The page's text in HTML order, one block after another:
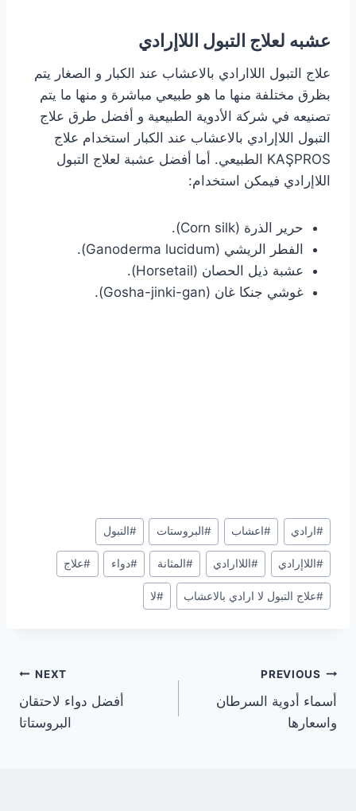
عشبه لعلاج التبول اللاإرادي
علاج التبول اللاارادي بالاعشاب عند الكبار و الصغار يتم
بظرق مختلفة منها ما هو طبيعي مباشرة و منها ما يتم
تصنيعه في شركة الأدوية الطبيعية و أفضل طرق علاج
التبول اللاإرادي بالاعشاب عند الكبار استخدام علاج
KAŞPROS الطبيعي. أما أفضل عشبة لعلاج التبول
اللاإرادي فيمكن استخدام:
حرير الذرة (Corn silk).
الفطر الريشي (Ganoderma lucidum).
عشبة ذيل الحصان (Horsetail).
غوشي جنكا غان (Gosha-jinki-gan).
Post
Tags:
#ارادي #اعشاب #البروستات #التبول
#اللاإرادي #اللاارادي #المثانة #دواء #علاج
#علاج التبول لا ارادي بالاعشاب #لا
تصفّح
المقالات
PREVIOUS
أسماء أدوية السرطان
واسعارها
NEXT
أفضل دواء لاحتقان
البروستاتا